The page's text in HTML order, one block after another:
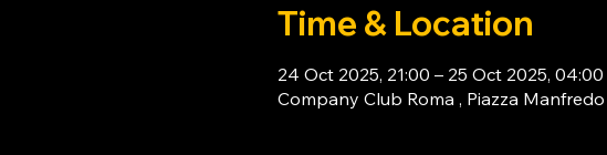
Time & Location
24 Oct 2025, 21:00 – 25 Oct 2025, 04:00
Company Club Roma , Piazza